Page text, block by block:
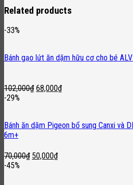
Related products
-33%
Bánh gạo lứt ăn dặm hữu cơ cho bé
102,000₫ Original
68,000₫Current
-29%
Bánh ăn dặm Pigeon bổ sung Canxi và
6m+
70,000₫ Original
50,000₫Current
-45%